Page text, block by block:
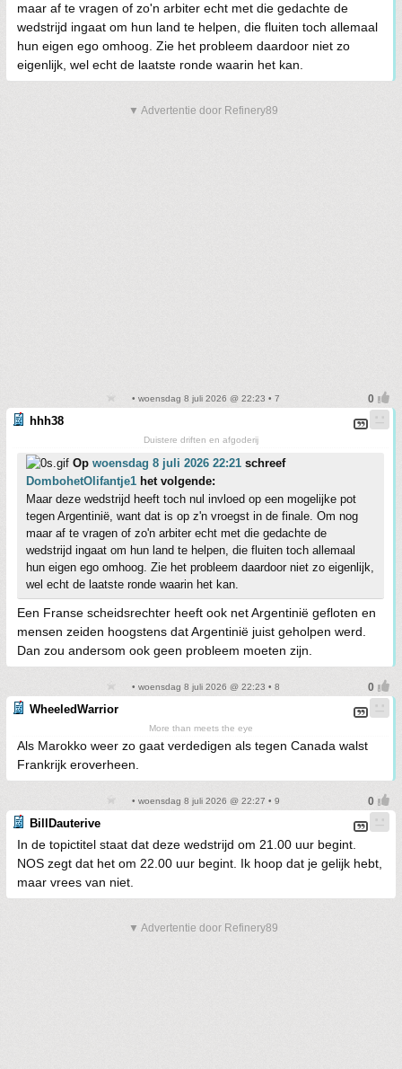
maar af te vragen of zo'n arbiter echt met die gedachte de
wedstrijd ingaat om hun land te helpen, die fluiten toch allemaal
hun eigen ego omhoog. Zie het probleem daardoor niet zo
eigenlijk, wel echt de laatste ronde waarin het kan.
▼ Advertentie door Refinery89
• woensdag 8 juli 2026 @ 22:23 • 7
hhh38
Duistere driften en afgoderij
Op woensdag 8 juli 2026 22:21 schreef
DombohetOlifantje1 het volgende:
Maar deze wedstrijd heeft toch nul invloed op een mogelijke pot
tegen Argentinië, want dat is op z'n vroegst in de finale. Om nog
maar af te vragen of zo'n arbiter echt met die gedachte de
wedstrijd ingaat om hun land te helpen, die fluiten toch allemaal
hun eigen ego omhoog. Zie het probleem daardoor niet zo eigenlijk,
wel echt de laatste ronde waarin het kan.
Een Franse scheidsrechter heeft ook net Argentinië gefloten en
mensen zeiden hoogstens dat Argentinië juist geholpen werd.
Dan zou andersom ook geen probleem moeten zijn.
• woensdag 8 juli 2026 @ 22:23 • 8
WheeledWarrior
More than meets the eye
Als Marokko weer zo gaat verdedigen als tegen Canada walst
Frankrijk eroverheen.
• woensdag 8 juli 2026 @ 22:27 • 9
BillDauterive
In de topictitel staat dat deze wedstrijd om 21.00 uur begint.
NOS zegt dat het om 22.00 uur begint. Ik hoop dat je gelijk hebt,
maar vrees van niet.
▼ Advertentie door Refinery89